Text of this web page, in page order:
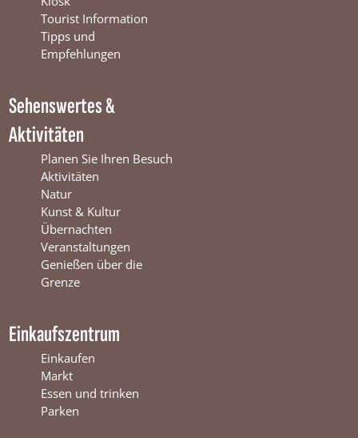
n
t
e
b
e
W
t
e
r
s
w
i
j
k
g
r
a
i
t
e
r
s
w
i
j
k
Tourist Information
Tipps und
Empfehlungen
Sehenswertes &
Aktivitäten
Planen Sie Ihren Besuch
Aktivitäten
Natur
Kunst & Kultur
Übernachten
Veranstaltungen
Genießen über die
Grenze
Einkaufszentrum
Einkaufen
Markt
Essen und trinken
Parken